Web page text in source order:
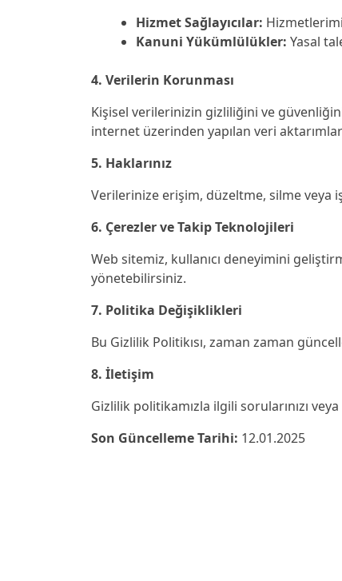
Hizmet Sağlayıcılar:
Kanuni Yükümlülükler: Yasal
4. Verilerin Korunması
Kişisel verilerinizin gizliliğini ve
internet üzerinden yapılan veri
5. Haklarınız
Verilerinize erişim, düzeltme, silme veya
6. Çerezler ve Takip Teknolojileri
Web sitemiz, kullanıcı deneyimini
yönetebilirsiniz.
7. Politika Değişiklikleri
Bu Gizlilik Politikısı, zaman zaman
8. İletişim
Gizlilik politikamızla ilgili sorularınızı
Son Güncelleme Tarihi: 12.01.2025